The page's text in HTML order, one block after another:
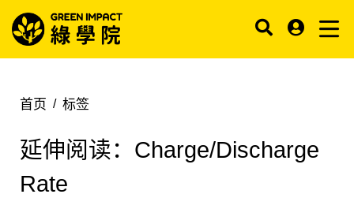
首页 标签
延伸阅读： Charge/Discharge
Rate